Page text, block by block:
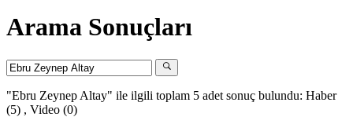
Arama Sonuçları
"Ebru Zeynep Altay" ile ilgili toplam 5 adet sonuç bulundu: Haber
(5) , Video (0)